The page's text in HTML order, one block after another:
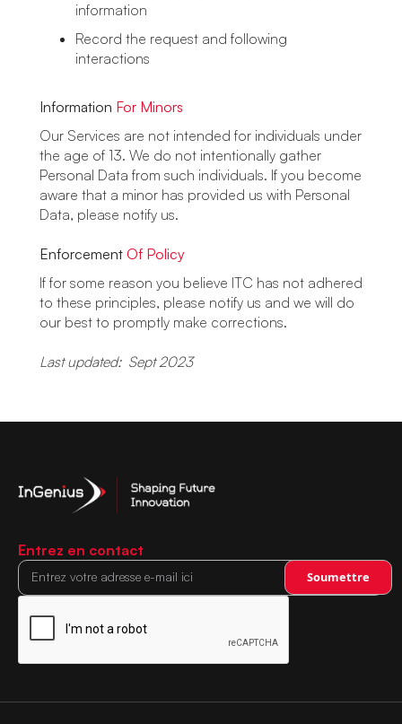
information
Record the request and following
interactions
Information For Minors
Our Services are not intended for individuals under
the age of 13. We do not intentionally gather
Personal Data from such individuals. If you become
aware that a minor has provided us with Personal
Data, please notify us.
Enforcement Of Policy
If for some reason you believe ITC has not adhered
to these principles, please notify us and we will do
our best to promptly make corrections.
Last updated: Sept 2023
Entrez en contact